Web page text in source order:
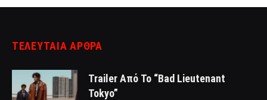
ΤΕΛΕΥΤΑΙΑ ΑΡΘΡΑ
Trailer Από Το “Bad Lieutenant
Tokyo”